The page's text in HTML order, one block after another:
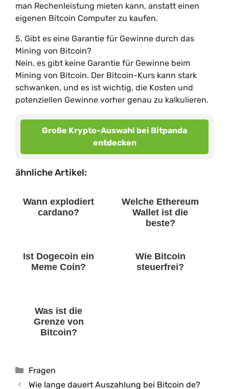
man Rechenleistung mieten kann, anstatt einen
eigenen Bitcoin Computer zu kaufen.
5. Gibt es eine Garantie für Gewinne durch das
Mining von Bitcoin?
Nein, es gibt keine Garantie für Gewinne beim
Mining von Bitcoin. Der Bitcoin-Kurs kann stark
schwanken, und es ist wichtig, die Kosten und
potenziellen Gewinne vorher genau zu kalkulieren.
Große Krypto-Auswahl bei Bitpanda
entdecken
ähnliche Artikel:
Wann explodiert
cardano?
Welche Ethereum
Wallet ist die
beste?
Ist Dogecoin ein
Meme Coin?
Wie Bitcoin
steuerfrei?
Was ist die
Grenze von
Bitcoin?
Kategorien
Fragen
Wie lange dauert Auszahlung bei Bitcoin de?